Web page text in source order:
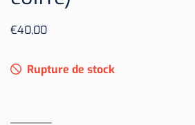
€40,00
Rupture de stock